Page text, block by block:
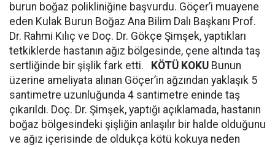
burun boğaz polikliniğine başvurdu. Göçer’i muayene
eden Kulak Burun Boğaz Ana Bilim Dalı Başkanı Prof.
Dr. Rahmi Kılıç ve Doç. Dr. Gökçe Şimşek, yaptıkları
tetkiklerde hastanın ağız bölgesinde, çene altında taş
sertliğinde bir şişlik fark etti.
KÖTÜ KOKU Bunun
üzerine ameliyata alınan Göçer’in ağzından yaklaşık 5
santimetre uzunluğunda 4 santimetre eninde taş
çıkarıldı. Doç. Dr. Şimşek, yaptığı açıklamada, hastanın
boğaz bölgesindeki şişliğin anlaşılır bir halde olduğunu
ve ağız içerisinde de oldukça kötü kokuya neden